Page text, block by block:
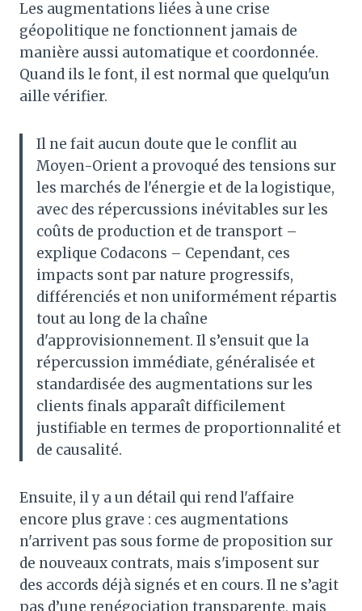
Les augmentations liées à une crise
géopolitique ne fonctionnent jamais de
manière aussi automatique et coordonnée.
Quand ils le font, il est normal que quelqu'un
aille vérifier.
Il ne fait aucun doute que le conflit au
Moyen-Orient a provoqué des tensions sur
les marchés de l'énergie et de la logistique,
avec des répercussions inévitables sur les
coûts de production et de transport –
explique Codacons – Cependant, ces
impacts sont par nature progressifs,
différenciés et non uniformément répartis
tout au long de la chaîne
d'approvisionnement. Il s’ensuit que la
répercussion immédiate, généralisée et
standardisée des augmentations sur les
clients finals apparaît difficilement
justifiable en termes de proportionnalité et
de causalité.
Ensuite, il y a un détail qui rend l'affaire
encore plus grave : ces augmentations
n'arrivent pas sous forme de proposition sur
de nouveaux contrats, mais s'imposent sur
des accords déjà signés et en cours. Il ne s’agit
pas d’une renégociation transparente, mais